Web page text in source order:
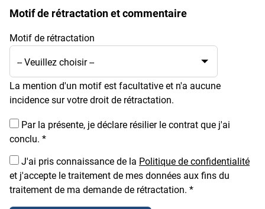
Motif de rétractation et commentaire
Motif de rétractation
La mention d'un motif est facultative et n'a aucune
incidence sur votre droit de rétractation.
Par la présente, je déclare résilier le contrat que j'ai
conclu.
J'ai pris connaissance de la Politique de confidentialité
et j'accepte le traitement de mes données aux fins du
traitement de ma demande de rétractation.